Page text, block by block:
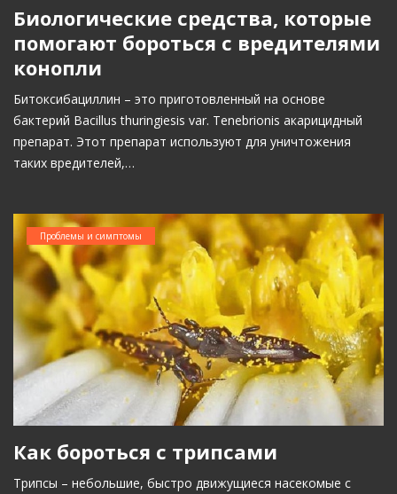
Биологические средства, которые
помогают бороться с вредителями
конопли
Битоксибациллин – это приготовленный на основе
бактерий Bacillus thuringiesis var. Tenebrionis акарицидный
препарат. Этот препарат используют для уничтожения
таких вредителей,…
Проблемы и симптомы
Как бороться с трипсами
Трипсы – небольшие, быстро движущиеся насекомые с